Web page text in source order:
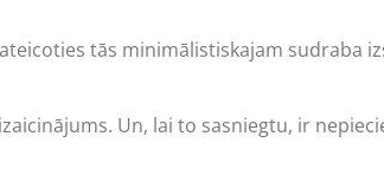
tās minimālistiskajam sudraba
Un, lai to sasniegtu, ir